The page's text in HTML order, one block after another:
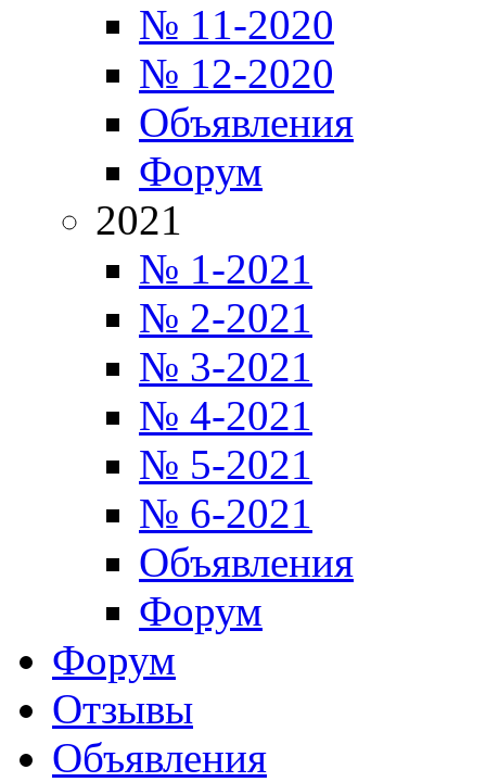
№ 11-2020
№ 12-2020
Объявления
Форум
2021
№ 1-2021
№ 2-2021
№ 3-2021
№ 4-2021
№ 5-2021
№ 6-2021
Объявления
Форум
Форум
Отзывы
Объявления